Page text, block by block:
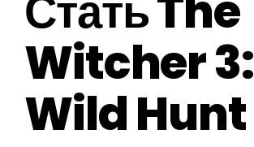
Witcher 3:
Wild Hunt